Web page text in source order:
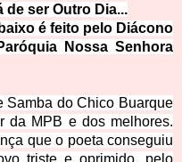
de ser Outro Dia...
é feito pelo Diácono
Nossa Senhora
Samba do Chico Buarque
da MPB e dos melhores.
que o poeta conseguiu